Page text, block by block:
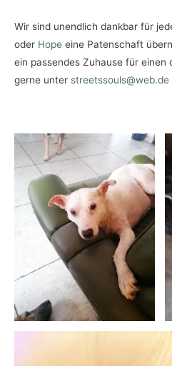
Wir sind unendlich dankbar für
oder Hope eine Patenschaft
ein passendes Zuhause für einen
gerne unter streetssouls@web.de